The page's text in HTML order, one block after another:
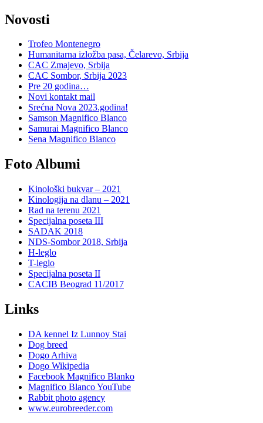
Novosti
Trofeo Montenegro
Humanitarna izložba pasa, Čelarevo, Srbija
CAC Zmajevo, Srbija
CAC Sombor, Srbija 2023
Pre 20 godina…
Novi kontakt mail
Srećna Nova 2023.godina!
Samson Magnifico Blanco
Samurai Magnifico Blanco
Sena Magnifico Blanco
Foto Albumi
Kinološki bukvar – 2021
Kinologija na dlanu – 2021
Rad na terenu 2021
Specijalna poseta III
SADAK 2018
NDS-Sombor 2018, Srbija
H-leglo
T-leglo
Specijalna poseta II
CACIB Beograd 11/2017
Links
DA kennel Iz Lunnoy Stai
Dog breed
Dogo Arhiva
Dogo Wikipedia
Facebook Magnifico Blanko
Magnifico Blanco YouTube
Rabbit photo agency
www.eurobreeder.com